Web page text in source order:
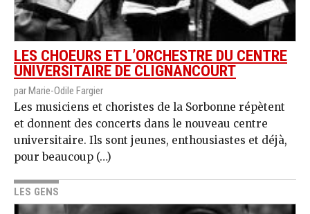
LES CHOEURS ET L’ORCHESTRE DU CENTRE
UNIVERSITAIRE DE CLIGNANCOURT
par Marie-Odile Fargier
Les musiciens et choristes de la Sorbonne répètent
et donnent des concerts dans le nouveau centre
universitaire. Ils sont jeunes, enthousiastes et déjà,
pour beaucoup (…)
LES GENS